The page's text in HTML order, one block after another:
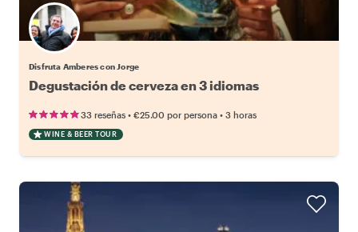
Disfruta Amberes con Jorge
Degustación de cerveza en 3 idiomas
33 reseñas • €25.00 por persona • 3 horas
WINE & BEER TOUR